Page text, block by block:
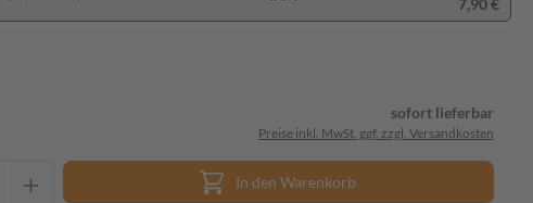
7,90 €
sofort lieferbar
Preise inkl. MwSt. ggf. zzgl. Versandkosten
In den Warenkorb